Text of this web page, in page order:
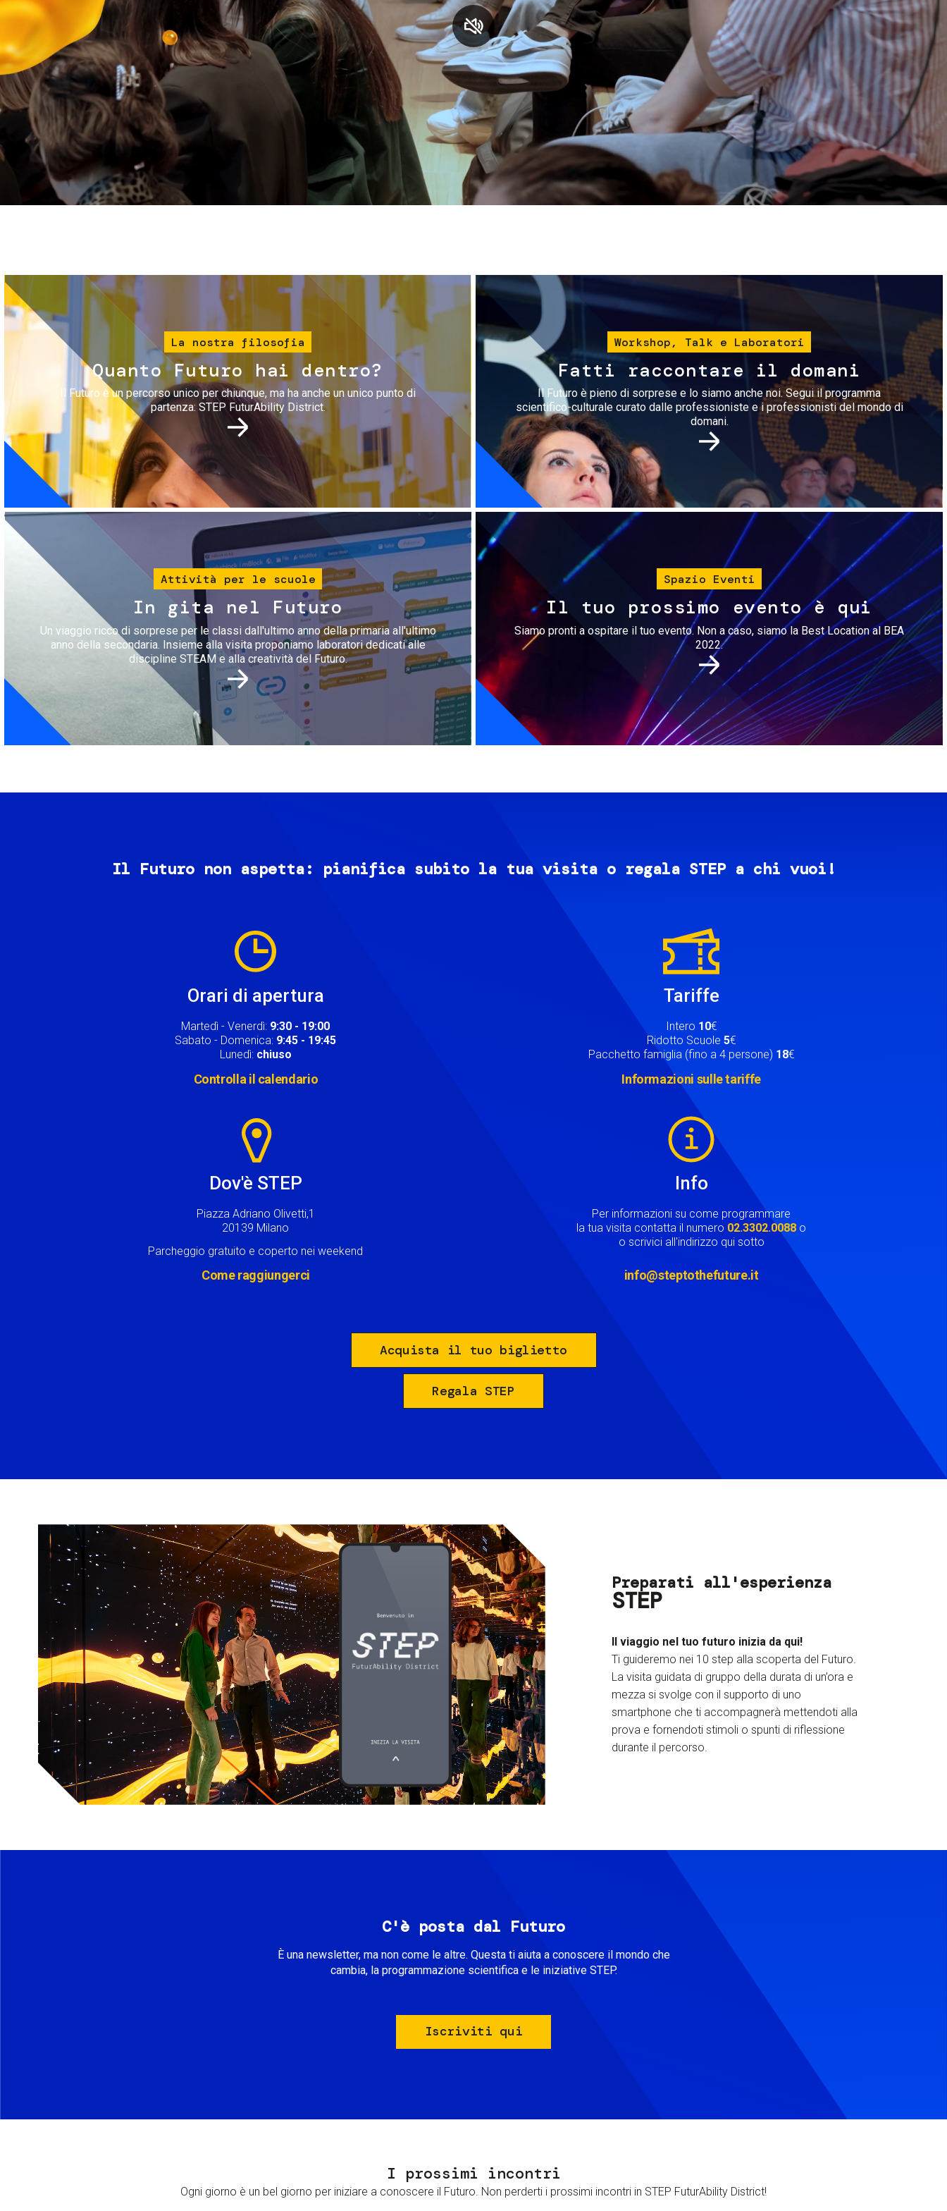
Servizi e accessibilità
Contatti
Biglietti
Immagine
La nostra filosofia
Quanto Futuro hai dentro?
Il Futuro è un percorso unico per chiunque, ma ha anche un unico punto di
partenza: STEP FuturAbility District.
Immagine
Workshop, Talk e Laboratori
Fatti raccontare il domani
Il Futuro è pieno di sorprese e lo siamo anche noi. Segui il programma
scientifico-culturale curato dalle professioniste e i professionisti del mondo di
domani.
Immagine
Attività per le scuole
In gita nel Futuro
Un viaggio ricco di sorprese per le classi dall'ultimo anno della primaria all'ultimo
anno della secondaria. Insieme alla visita proponiamo laboratori dedicati alle
discipline STEAM e alla creatività del Futuro.
Immagine
Spazio Eventi
Il tuo prossimo evento è qui
Siamo pronti a ospitare il tuo evento. Non a caso, siamo la Best Location al BEA
2022.
Il Futuro non aspetta: pianifica subito la tua visita o regala STEP a chi vuoi!
Orari di apertura
Martedì - Venerdì: 9:30 - 19:00
Sabato - Domenica: 9:45 - 19:45
Lunedì: chiuso
Controlla il calendario
Tariffe
Intero 10€
Ridotto Scuole 5€
Pacchetto famiglia (fino a 4 persone) 18€
Informazioni sulle tariffe
Dov'è STEP
Piazza Adriano Olivetti,1
20139 Milano
Parcheggio gratuito e coperto nei weekend
Come raggiungerci
Info
Per informazioni su come programmare
la tua visita contatta il numero 02.3302.0088 o
o scrivici all'indirizzo qui sotto
info@steptothefuture.it
Acquista il tuo biglietto
Regala STEP
Preparati all'esperienza
STEP
Il viaggio nel tuo futuro inizia da qui!
Ti guideremo nei 10 step alla scoperta del Futuro.
La visita guidata di gruppo della durata di un’ora e
mezza si svolge con il supporto di uno
smartphone che ti accompagnerà mettendoti alla
prova e fornendoti stimoli o spunti di riflessione
durante il percorso.
C'è posta dal Futuro
È una newsletter, ma non come le altre. Questa ti aiuta a conoscere il mondo che
cambia, la programmazione scientifica e le iniziative STEP.
Iscriviti qui
I prossimi incontri
Ogni giorno è un bel giorno per iniziare a conoscere il Futuro. Non perderti i prossimi incontri in STEP FuturAbility District!